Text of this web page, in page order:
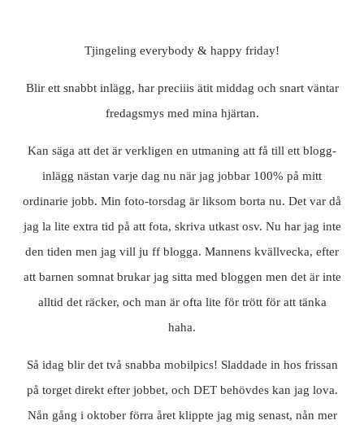
Tjingeling everybody & happy friday!
Blir ett snabbt inlägg, har preciiis ätit middag och snart väntar
fredagsmys med mina hjärtan.
Kan säga att det är verkligen en utmaning att få till ett blogg-
inlägg nästan varje dag nu när jag jobbar 100% på mitt
ordinarie jobb. Min foto-torsdag är liksom borta nu. Det var då
jag la lite extra tid på att fota, skriva utkast osv. Nu har jag inte
den tiden men jag vill ju ff blogga. Mannens kvällvecka, efter
att barnen somnat brukar jag sitta med bloggen men det är inte
alltid det räcker, och man är ofta lite för trött för att tänka
haha.
Så idag blir det två snabba mobilpics! Sladdade in hos frissan
på torget direkt efter jobbet, och DET behövdes kan jag lova.
Nån gång i oktober förra året klippte jag mig senast, nån mer